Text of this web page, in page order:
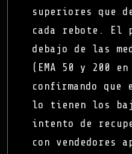
superiores que
cada rebote. El
debajo de las
(EMA 50 y 200
confirmando
lo tienen los
intento de
con vendedores